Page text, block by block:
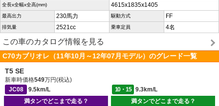
全長x全幅x全高(mm) 4615x1835x1405
最高出力 230馬力 駆動方式 FF
排気量 2521cc 乗車定員 4名
この車のカタログ情報を見る
C70カブリオレ（11年10月～12年07月モデル）のグレード一覧
T5 SE
新車時価格549万円(税込)
JC08
9.5km/L 10・15
9.3km/L
満タンでどこまで走る？
満タンでどこまで走る？